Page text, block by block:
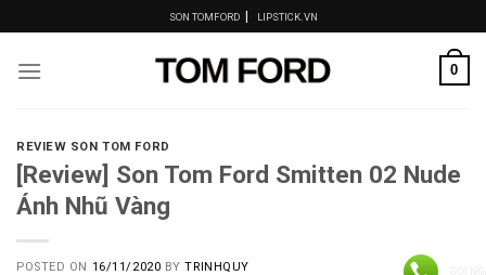
to
content
SON TOMFORD | LIPSTICK.VN
0
REVIEW SON TOM FORD
[Review] Son Tom Ford Smitten 02 Nude
Ánh Nhũ Vàng
POSTED ON 16/11/2020 BYTRINHQUY